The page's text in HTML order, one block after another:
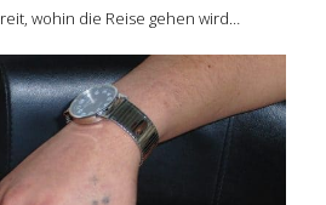
wohin die Reise gehen wird…